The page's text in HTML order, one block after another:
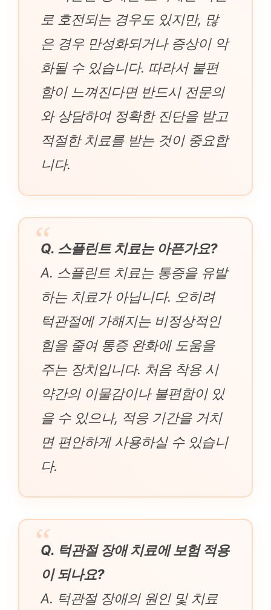
로 호전되는 경우도 있지만, 많
은 경우 만성화되거나 증상이 악
화될 수 있습니다. 따라서 불편
함이 느껴진다면 반드시 전문의
와 상담하여 정확한 진단을 받고
적절한 치료를 받는 것이 중요합
니다.
Q. 스플린트 치료는 아픈가요?
A. 스플린트 치료는 통증을 유발
하는 치료가 아닙니다. 오히려
턱관절에 가해지는 비정상적인
힘을 줄여 통증 완화에 도움을
주는 장치입니다. 처음 착용 시
약간의 이물감이나 불편함이 있
을 수 있으나, 적응 기간을 거치
면 편안하게 사용하실 수 있습니
다.
Q. 턱관절 장애 치료에 보험 적용
이 되나요?
A. 턱관절 장애의 원인 및 치료